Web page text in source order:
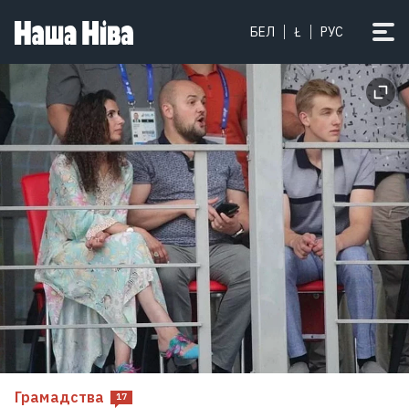
БЕЛ Ł РУС
Грамадства 17